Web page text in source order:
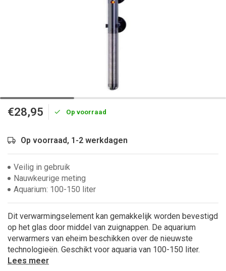
€28,95 Op voorraad
Op voorraad, 1-2 werkdagen
Veilig in gebruik
Nauwkeurige meting
Aquarium: 100-150 liter
Dit verwarmingselement kan gemakkelijk worden bevestigd
op het glas door middel van zuignappen. De aquarium
verwarmers van eheim beschikken over de nieuwste
technologieën. Geschikt voor aquaria van 100-150 liter.
Lees meer